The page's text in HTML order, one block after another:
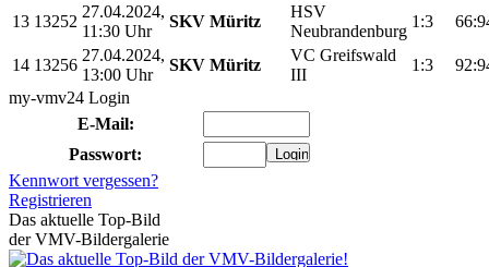
13 13252
27.04.2024,
11:30 Uhr
SKV Müritz
HSV
Neubrandenburg
1:3
14 13256
27.04.2024,
13:00 Uhr
SKV Müritz
VC Greifswald
III
1:3
my-vmv24 Login
E-Mail:
Passwort:
Kennwort vergessen?
Registrieren
Das aktuelle Top-Bild
der VMV-Bildergalerie